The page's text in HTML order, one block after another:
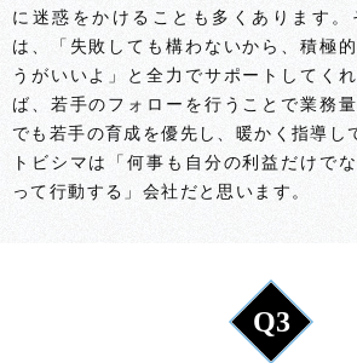
に迷惑をかけることも多くあります
は、「失敗しても構わないから、積極
うがいいよ」と全力でサポートしてく
ば、若手のフォローを行うことで業務
でも若手の育成を優先し、暖かく指導し
トビシマは「何事も自分の利益だけで
って行動する」会社だと思います。
Q3